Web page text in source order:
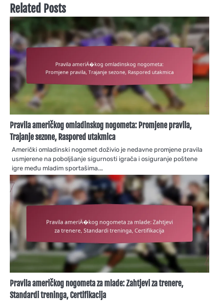
Related Posts
Pravila američkog omladinskog nogometa: Promjene pravila,
Trajanje sezone, Raspored utakmica
Američki omladinski nogomet doživio je nedavne promjene pravila
usmjerene na poboljšanje sigurnosti igrača i osiguranje poštene
igre među mladim sportašima.…
Pravila američkog nogometa za mlade: Zahtjevi za trenere,
Standardi treninga, Certifikacija